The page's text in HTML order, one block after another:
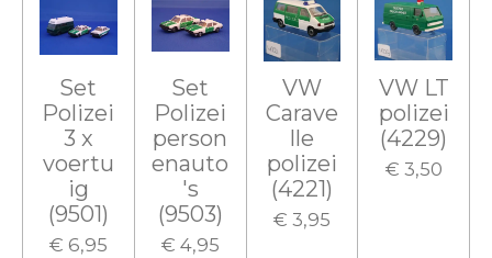
Set
Polizei
3 x
voertu
ig
(9501)
€ 6,95
Set
Polizei
person
enauto
's
(9503)
€ 4,95
VW
Carave
lle
polizei
(4221)
€ 3,95
VW LT
polizei
(4229)
€ 3,50